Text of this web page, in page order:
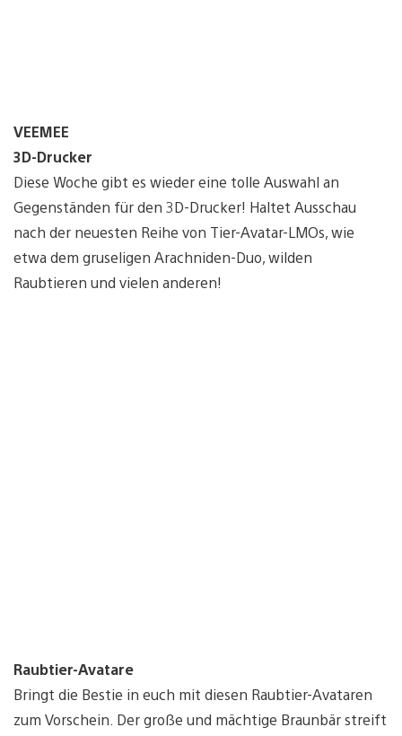
VEEMEE
3D-Drucker
Diese Woche gibt es wieder eine tolle Auswahl an
Gegenständen für den 3D-Drucker! Haltet Ausschau
nach der neuesten Reihe von Tier-Avatar-LMOs, wie
etwa dem gruseligen Arachniden-Duo, wilden
Raubtieren und vielen anderen!
Raubtier-Avatare
Bringt die Bestie in euch mit diesen Raubtier-Avataren
zum Vorschein. Der große und mächtige Braunbär streift